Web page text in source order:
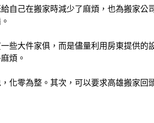
己在搬家時減少了麻煩，也為搬家公
些大件家俱，而是儘量利用房東提供
煩。
化零為整。其次，可以要求高雄搬家